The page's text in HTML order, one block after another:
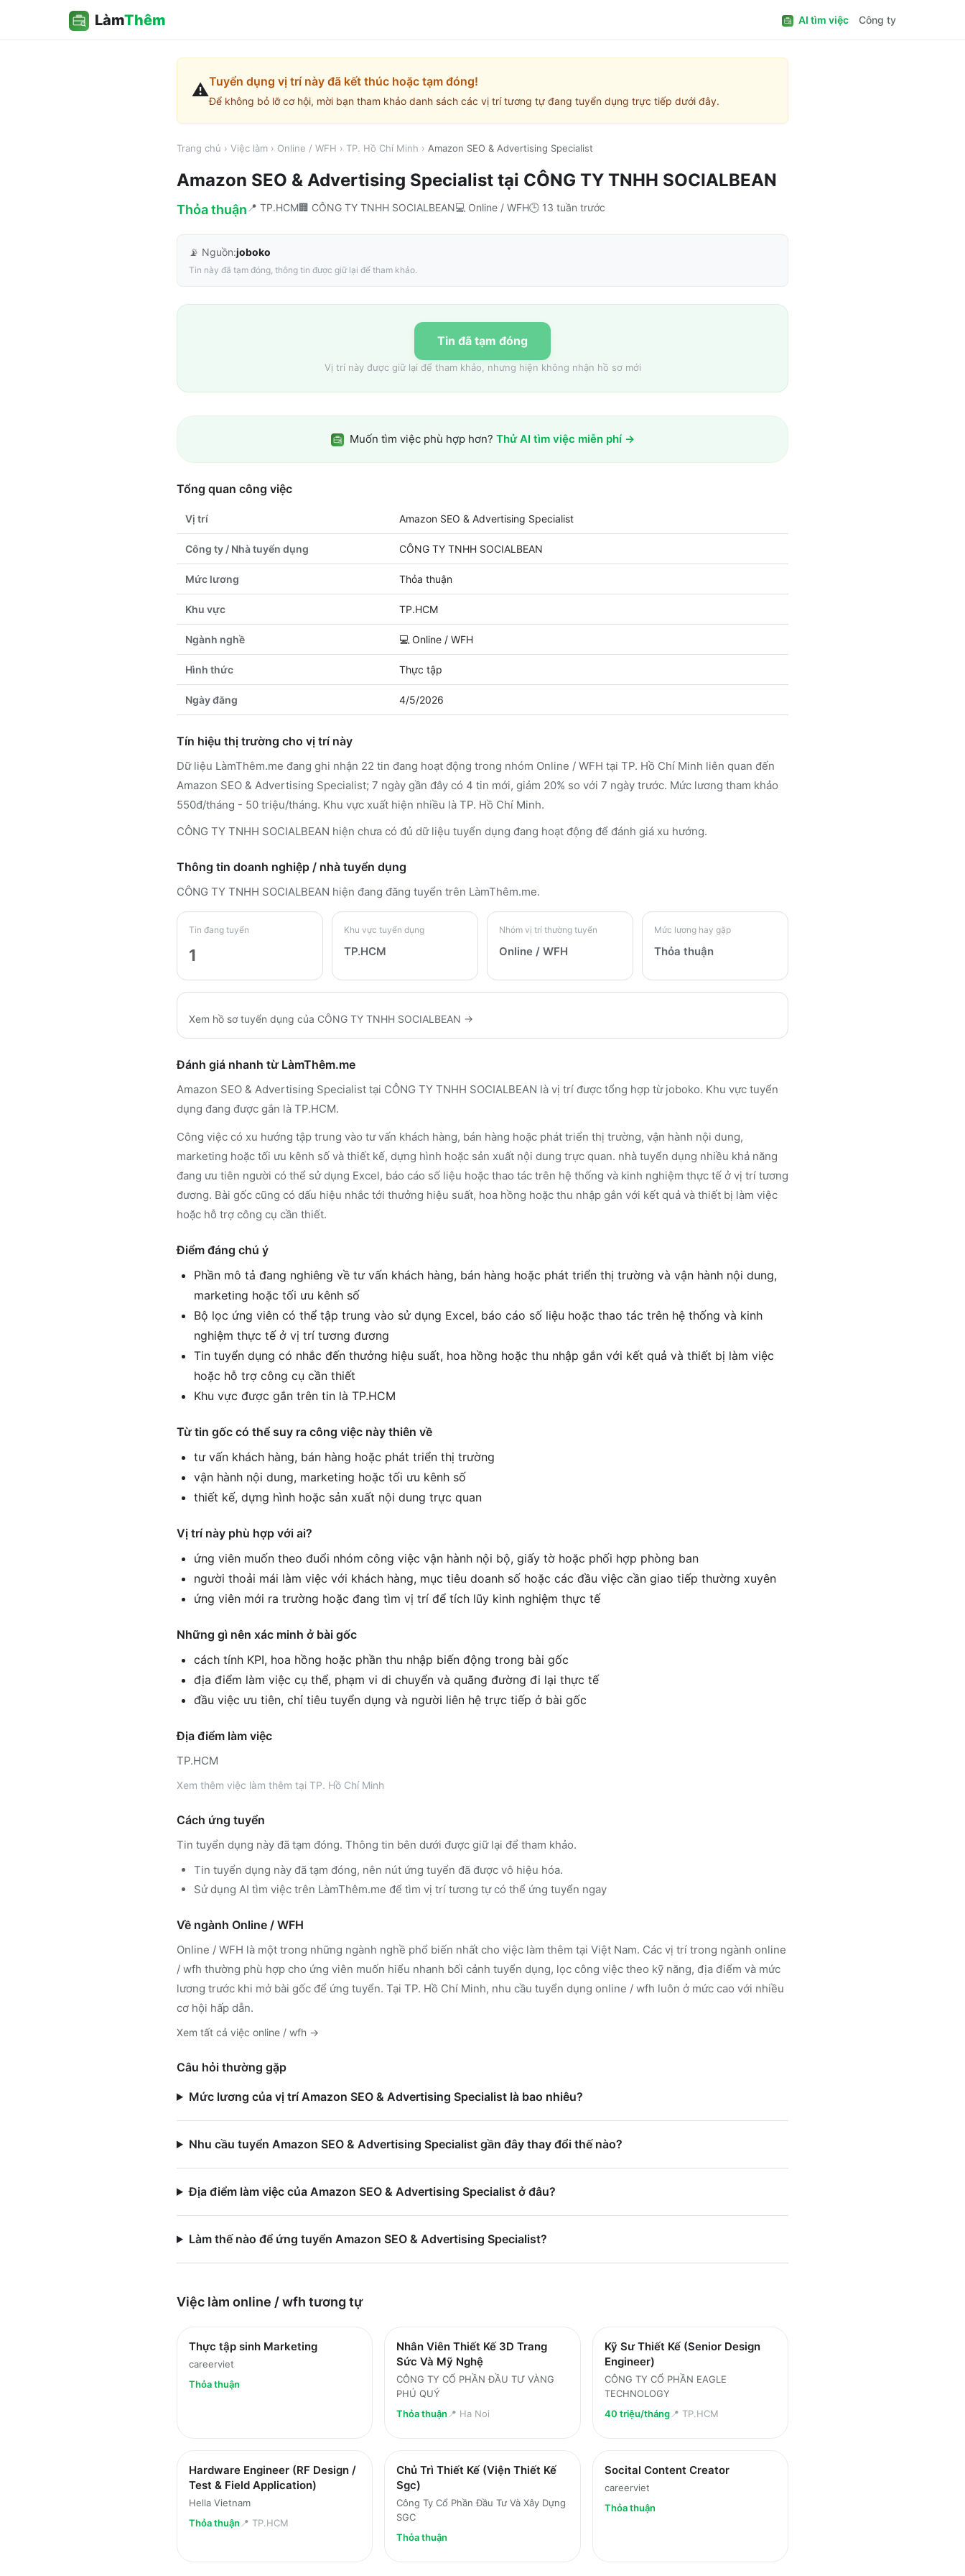
LàmThêm AI tìm việc Công ty
⚠️Tuyển dụng vị trí này đã kết thúc hoặc tạm đóng!
Để không bỏ lỡ cơ hội, mời bạn tham khảo danh sách các vị trí tương tự đang tuyển dụng trực tiếp dưới đây.
Trang chủ › Việc làm › Online / WFH › TP. Hồ Chí Minh › Amazon SEO & Advertising Specialist
Amazon SEO & Advertising Specialist tại CÔNG TY TNHH SOCIALBEAN
Thỏa thuận 📍 TP.HCM🏢 CÔNG TY TNHH SOCIALBEAN💻 Online / WFH🕒 13 tuần trước
📡 Nguồn:joboko
Tin này đã tạm đóng, thông tin được giữ lại để tham khảo.
Tin đã tạm đóng
Vị trí này được giữ lại để tham khảo, nhưng hiện không nhận hồ sơ mới
Muốn tìm việc phù hợp hơn? Thử AI tìm việc miễn phí →
Tổng quan công việc
Vị trí Amazon SEO & Advertising Specialist
Công ty / Nhà tuyển dụng CÔNG TY TNHH SOCIALBEAN
Mức lương Thỏa thuận
Khu vực TP.HCM
Ngành nghề 💻 Online / WFH
Hình thức Thực tập
Ngày đăng 4/5/2026
Tín hiệu thị trường cho vị trí này
Dữ liệu LàmThêm.me đang ghi nhận 22 tin đang hoạt động trong nhóm Online / WFH tại TP. Hồ Chí Minh liên quan đến
Amazon SEO & Advertising Specialist; 7 ngày gần đây có 4 tin mới, giảm 20% so với 7 ngày trước. Mức lương tham khảo
550đ/tháng - 50 triệu/tháng. Khu vực xuất hiện nhiều là TP. Hồ Chí Minh.
CÔNG TY TNHH SOCIALBEAN hiện chưa có đủ dữ liệu tuyển dụng đang hoạt động để đánh giá xu hướng.
Thông tin doanh nghiệp / nhà tuyển dụng
CÔNG TY TNHH SOCIALBEAN hiện đang đăng tuyển trên LàmThêm.me.
Tin đang tuyển
1
Khu vực tuyển dụng
TP.HCM
Nhóm vị trí thường tuyển
Online / WFH
Mức lương hay gặp
Thỏa thuận
Xem hồ sơ tuyển dụng của CÔNG TY TNHH SOCIALBEAN →
Đánh giá nhanh từ LàmThêm.me
Amazon SEO & Advertising Specialist tại CÔNG TY TNHH SOCIALBEAN là vị trí được tổng hợp từ joboko. Khu vực tuyển
dụng đang được gắn là TP.HCM.
Công việc có xu hướng tập trung vào tư vấn khách hàng, bán hàng hoặc phát triển thị trường, vận hành nội dung,
marketing hoặc tối ưu kênh số và thiết kế, dựng hình hoặc sản xuất nội dung trực quan. nhà tuyển dụng nhiều khả năng
đang ưu tiên người có thể sử dụng Excel, báo cáo số liệu hoặc thao tác trên hệ thống và kinh nghiệm thực tế ở vị trí tương
đương. Bài gốc cũng có dấu hiệu nhắc tới thưởng hiệu suất, hoa hồng hoặc thu nhập gắn với kết quả và thiết bị làm việc
hoặc hỗ trợ công cụ cần thiết.
Điểm đáng chú ý
Phần mô tả đang nghiêng về tư vấn khách hàng, bán hàng hoặc phát triển thị trường và vận hành nội dung,
marketing hoặc tối ưu kênh số
Bộ lọc ứng viên có thể tập trung vào sử dụng Excel, báo cáo số liệu hoặc thao tác trên hệ thống và kinh
nghiệm thực tế ở vị trí tương đương
Tin tuyển dụng có nhắc đến thưởng hiệu suất, hoa hồng hoặc thu nhập gắn với kết quả và thiết bị làm việc
hoặc hỗ trợ công cụ cần thiết
Khu vực được gắn trên tin là TP.HCM
Từ tin gốc có thể suy ra công việc này thiên về
tư vấn khách hàng, bán hàng hoặc phát triển thị trường
vận hành nội dung, marketing hoặc tối ưu kênh số
thiết kế, dựng hình hoặc sản xuất nội dung trực quan
Vị trí này phù hợp với ai?
ứng viên muốn theo đuổi nhóm công việc vận hành nội bộ, giấy tờ hoặc phối hợp phòng ban
người thoải mái làm việc với khách hàng, mục tiêu doanh số hoặc các đầu việc cần giao tiếp thường xuyên
ứng viên mới ra trường hoặc đang tìm vị trí để tích lũy kinh nghiệm thực tế
Những gì nên xác minh ở bài gốc
cách tính KPI, hoa hồng hoặc phần thu nhập biến động trong bài gốc
địa điểm làm việc cụ thể, phạm vi di chuyển và quãng đường đi lại thực tế
đầu việc ưu tiên, chỉ tiêu tuyển dụng và người liên hệ trực tiếp ở bài gốc
Địa điểm làm việc
TP.HCM
Xem thêm việc làm thêm tại TP. Hồ Chí Minh
Cách ứng tuyển
Tin tuyển dụng này đã tạm đóng. Thông tin bên dưới được giữ lại để tham khảo.
Tin tuyển dụng này đã tạm đóng, nên nút ứng tuyển đã được vô hiệu hóa.
Sử dụng AI tìm việc trên LàmThêm.me để tìm vị trí tương tự có thể ứng tuyển ngay
Về ngành Online / WFH
Online / WFH là một trong những ngành nghề phổ biến nhất cho việc làm thêm tại Việt Nam. Các vị trí trong ngành online
/ wfh thường phù hợp cho ứng viên muốn hiểu nhanh bối cảnh tuyển dụng, lọc công việc theo kỹ năng, địa điểm và mức
lương trước khi mở bài gốc để ứng tuyển. Tại TP. Hồ Chí Minh, nhu cầu tuyển dụng online / wfh luôn ở mức cao với nhiều
cơ hội hấp dẫn.
Xem tất cả việc online / wfh →
Câu hỏi thường gặp
Mức lương của vị trí Amazon SEO & Advertising Specialist là bao nhiêu?
Nhu cầu tuyển Amazon SEO & Advertising Specialist gần đây thay đổi thế nào?
Địa điểm làm việc của Amazon SEO & Advertising Specialist ở đâu?
Làm thế nào để ứng tuyển Amazon SEO & Advertising Specialist?
Việc làm online / wfh tương tự
Thực tập sinh Marketing
careerviet
Thỏa thuận
Nhân Viên Thiết Kế 3D Trang
Sức Và Mỹ Nghệ
CÔNG TY CỔ PHẦN ĐẦU TƯ VÀNG
PHÚ QUÝ
Thỏa thuận 📍 Ha Noi
Kỹ Sư Thiết Kế (Senior Design
Engineer)
CÔNG TY CỔ PHẦN EAGLE
TECHNOLOGY
40 triệu/tháng📍 TP.HCM
Hardware Engineer (RF Design /
Test & Field Application)
Hella Vietnam
Thỏa thuận 📍 TP.HCM
Chủ Trì Thiết Kế (Viện Thiết Kế
Sgc)
Công Ty Cổ Phần Đầu Tư Và Xây Dựng
SGC
Thỏa thuận
Socital Content Creator
careerviet
Thỏa thuận